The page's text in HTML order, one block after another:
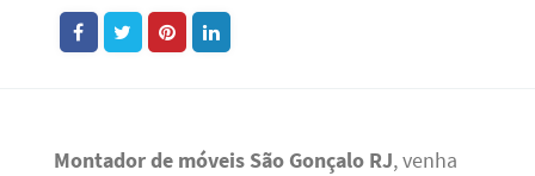
Montador de móveis São Gonçalo RJ, venha